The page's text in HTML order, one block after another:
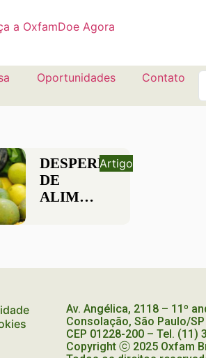
a OxfamDoe Agora
Oportunidades Contato
DESPERDÍCIO
DE
ALIMENTOS:
Artigo
Av. Angélica, 2118 – 11º
Consolação, São Paulo/SP
CEP 01228-200 – Tel. (11)
Copyright ⓒ 2025 Oxfam